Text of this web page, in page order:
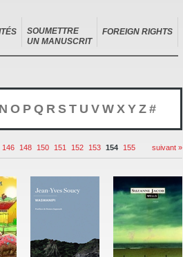
SOUMETTRE
UN MANUSCRIT
FOREIGN RIGHTS
N O P Q R S T U V W X Y Z #
146 148 150 151 152 153 154 155 suivant »